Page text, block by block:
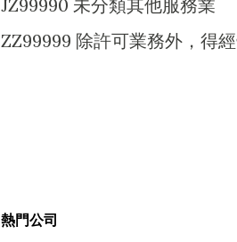
JZ99990 未分類其他服務業
ZZ99999 除許可業務外，得
熱門公司